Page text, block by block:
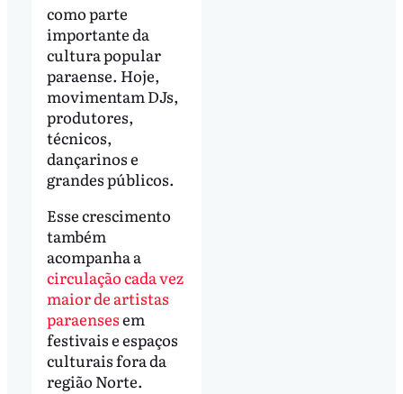
como parte
importante da
cultura popular
paraense. Hoje,
movimentam DJs,
produtores,
técnicos,
dançarinos e
grandes públicos.
Esse crescimento
também
acompanha a
circulação cada vez
maior de artistas
paraensesem
festivais e espaços
culturais fora da
região Norte.